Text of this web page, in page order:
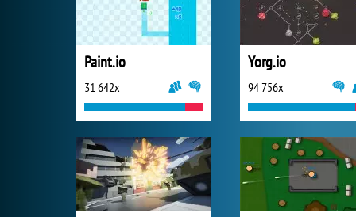
Paint.io
31 642x
Yorg.io
94 756x